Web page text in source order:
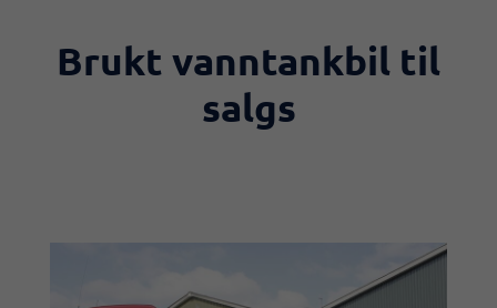
Brukt vanntankbil til
salgs